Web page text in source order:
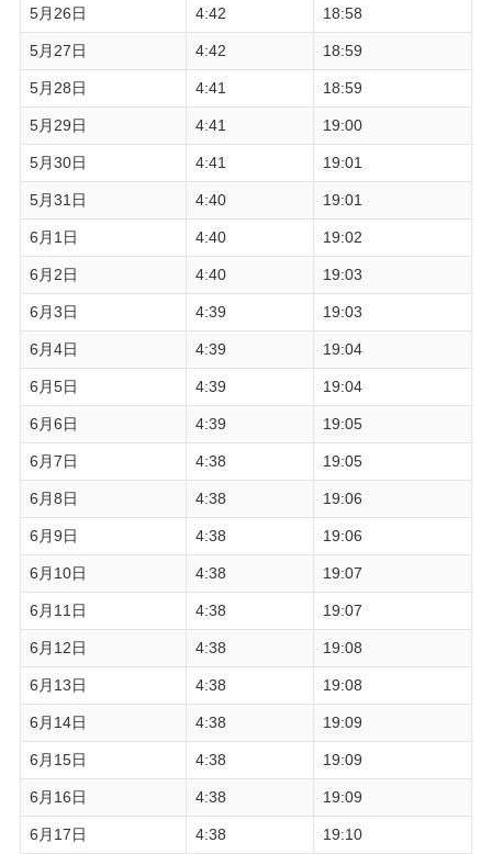
5月26日 4:42 18:58
5月27日 4:42 18:59
5月28日 4:41 18:59
5月29日 4:41 19:00
5月30日 4:41 19:01
5月31日 4:40 19:01
6月1日 4:40 19:02
6月2日 4:40 19:03
6月3日 4:39 19:03
6月4日 4:39 19:04
6月5日 4:39 19:04
6月6日 4:39 19:05
6月7日 4:38 19:05
6月8日 4:38 19:06
6月9日 4:38 19:06
6月10日 4:38 19:07
6月11日 4:38 19:07
6月12日 4:38 19:08
6月13日 4:38 19:08
6月14日 4:38 19:09
6月15日 4:38 19:09
6月16日 4:38 19:09
6月17日 4:38 19:10